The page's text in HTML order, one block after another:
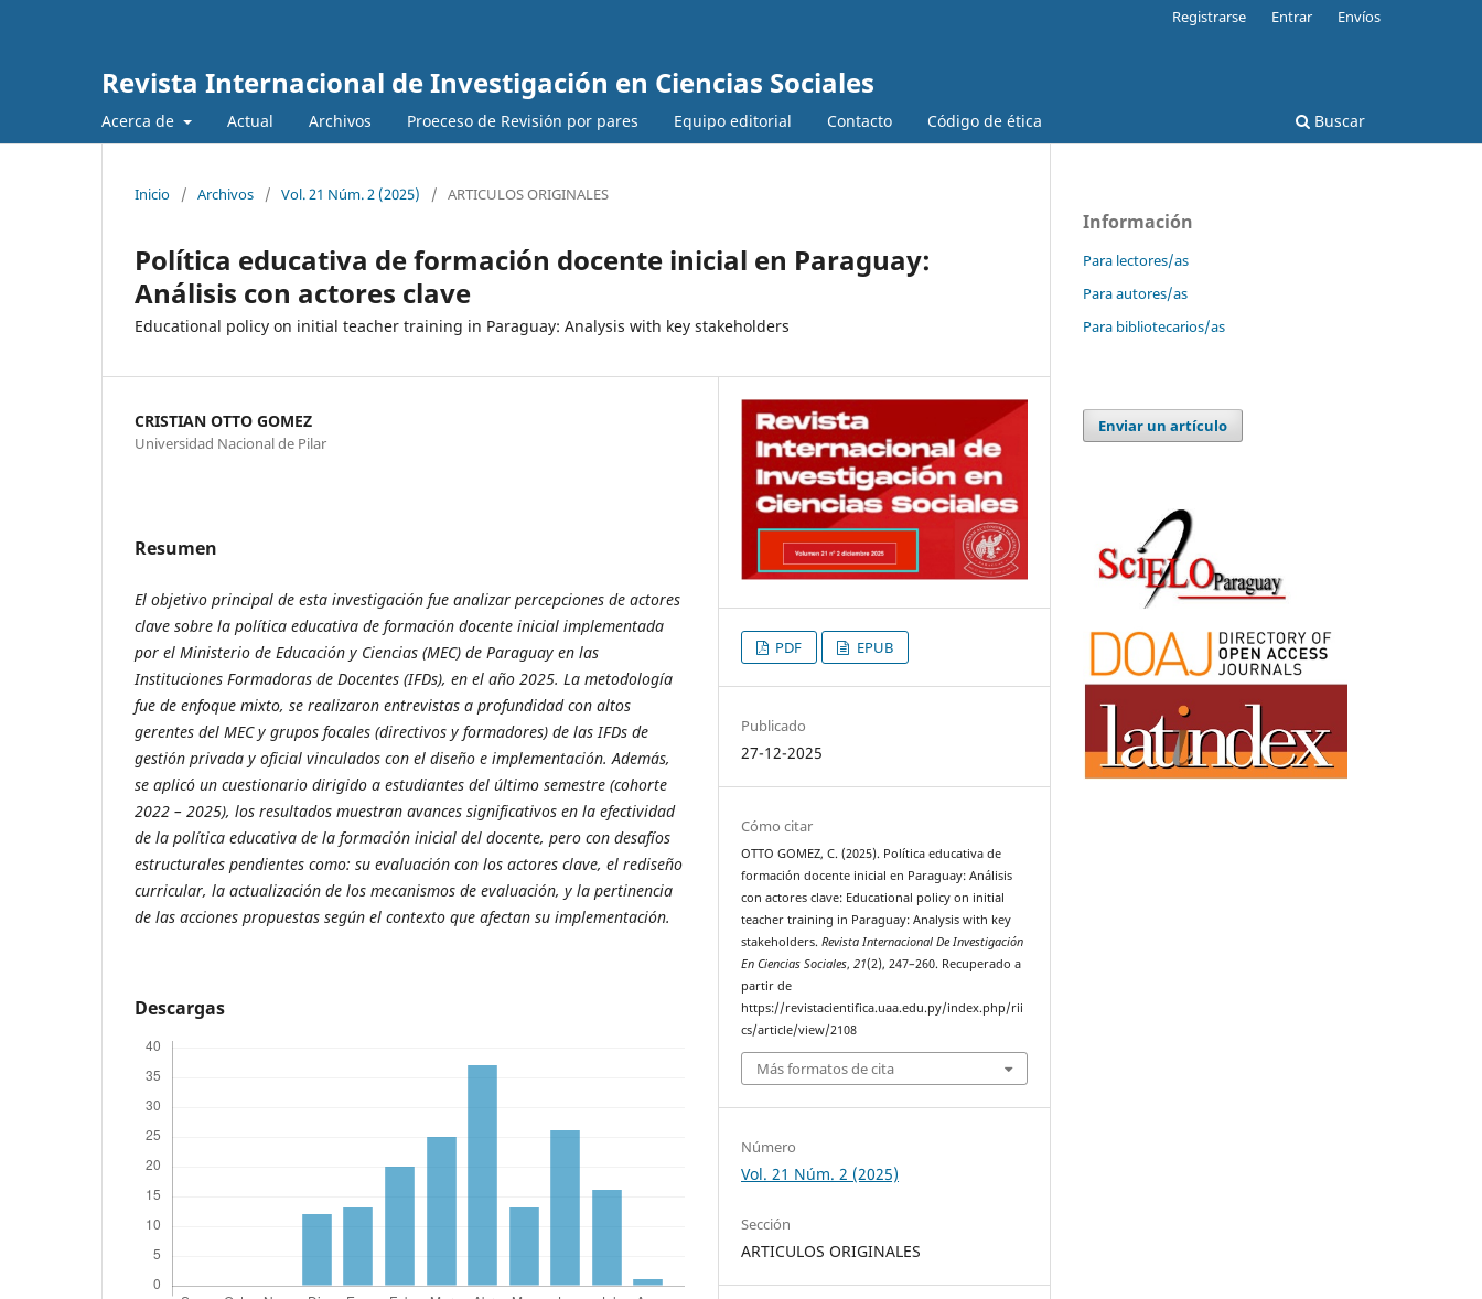
Revista Internacional de Investigación en Ciencias Sociales
Acerca de Actual Archivos Proeceso de Revisión por pares Equipo editorial Contacto Código de ética Buscar
Registrarse Entrar Envíos
Inicio / Archivos / Vol. 21 Núm. 2 (2025) / ARTICULOS ORIGINALES
Política educativa de formación docente inicial en Paraguay:
Análisis con actores clave
Educational policy on initial teacher training in Paraguay: Analysis with key stakeholders
CRISTIAN OTTO GOMEZ
Universidad Nacional de Pilar
Resumen
El objetivo principal de esta investigación fue analizar percepciones de actores
clave sobre la política educativa de formación docente inicial implementada
por el Ministerio de Educación y Ciencias (MEC) de Paraguay en las
Instituciones Formadoras de Docentes (IFDs), en el año 2025. La metodología
fue de enfoque mixto, se realizaron entrevistas a profundidad con altos
gerentes del MEC y grupos focales (directivos y formadores) de las IFDs de
gestión privada y oficial vinculados con el diseño e implementación. Además,
se aplicó un cuestionario dirigido a estudiantes del último semestre (cohorte
2022 – 2025), los resultados muestran avances significativos en la efectividad
de la política educativa de la formación inicial del docente, pero con desafíos
estructurales pendientes como: su evaluación con los actores clave, el rediseño
curricular, la actualización de los mecanismos de evaluación, y la pertinencia
de las acciones propuestas según el contexto que afectan su implementación.
Descargas
PDF EPUB
Publicado
27-12-2025
Cómo citar
OTTO GOMEZ, C. (2025). Política educativa de
formación docente inicial en Paraguay: Análisis
con actores clave: Educational policy on initial
teacher training in Paraguay: Analysis with key
stakeholders.Revista Internacional De Investigación
En Ciencias Sociales,21(2), 247–260. Recuperado a
partir de
https://revistacientifica.uaa.edu.py/index.php/rii
cs/article/view/2108
Más formatos de cita
Número
Vol. 21 Núm. 2 (2025)
Sección
ARTICULOS ORIGINALES
Información
Para lectores/as
Para autores/as
Para bibliotecarios/as
Enviar un artículo